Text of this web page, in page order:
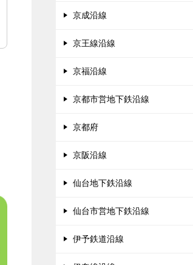
京成沿線
京王線沿線
京福沿線
京都市営地下鉄沿線
京都府
京阪沿線
仙台地下鉄沿線
仙台市営地下鉄沿線
伊予鉄道沿線